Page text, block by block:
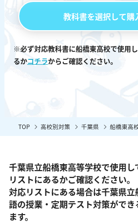
教科書を選択して購
※必ず対応教科書に船橋東高校で使用
るかコチラからご確認ください。
TOP 高校別対策 千葉県 船橋東高
千葉県立船橋東高等学校で使用
リストにあるかご確認ください。
対応リストにある場合は千葉県
語の授業・定期テスト対策がで
ます。